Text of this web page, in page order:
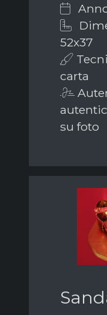
52x37
carta
su foto